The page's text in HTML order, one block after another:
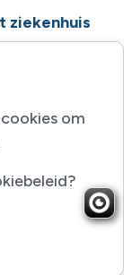
ziekenhuis
om